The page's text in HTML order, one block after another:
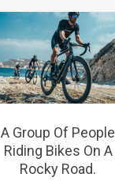
A Group Of People
Riding Bikes On A
Rocky Road.